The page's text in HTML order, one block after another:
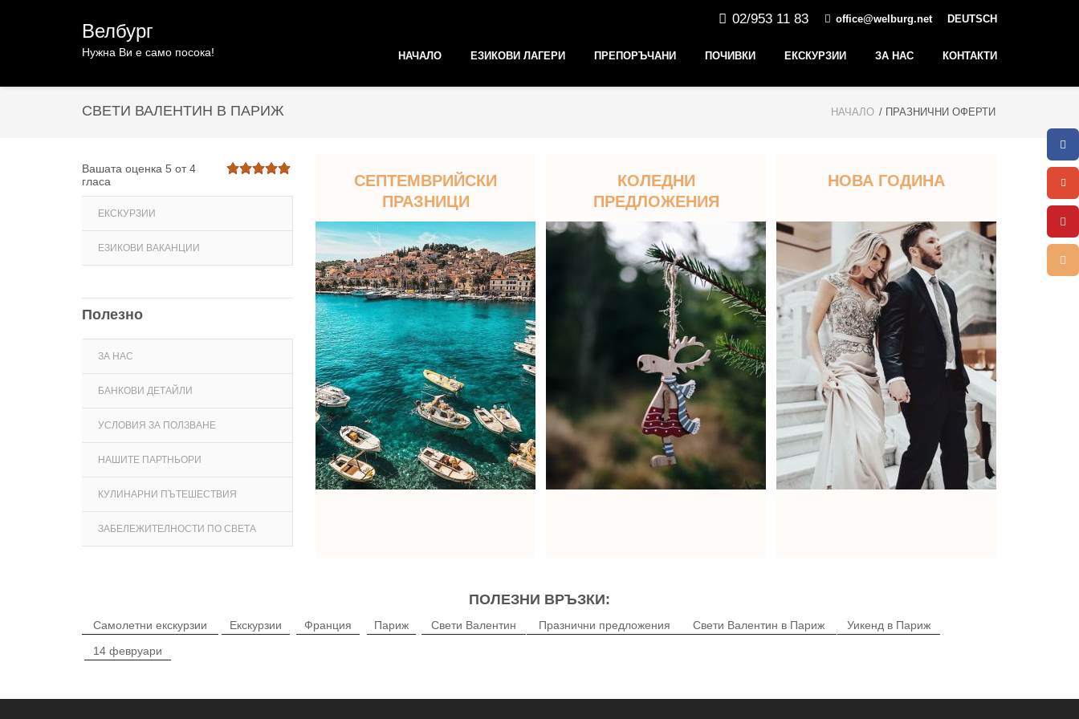
02/953 11 83 office@welburg.net DEUTSCH
Велбург
Нужна Ви е само посока! НАЧАЛО ЕЗИКОВИ ЛАГЕРИ ПРЕПОРЪЧАНИ ПОЧИВКИ ЕКСКУРЗИИ ЗА НАС КОНТАКТИ
СВЕТИ ВАЛЕНТИН В ПАРИЖ НАЧАЛО / ПРАЗНИЧНИ ОФЕРТИ
Вашата оценка 5 от4
гласа
ЕКСКУРЗИИ
ЕЗИКОВИ ВАКАНЦИИ
Полезно
ЗА НАС
БАНКОВИ ДЕТАЙЛИ
УСЛОВИЯ ЗА ПОЛЗВАНЕ
НАШИТЕ ПАРТНЬОРИ
КУЛИНАРНИ ПЪТЕШЕСТВИЯ
ЗАБЕЛЕЖИТЕЛНОСТИ ПО СВЕТА
СЕПТЕМВРИЙСКИ
ПРАЗНИЦИ
КОЛЕДНИ
ПРЕДЛОЖЕНИЯ
НОВА ГОДИНА
ПОЛЕЗНИ ВРЪЗКИ:
Самолетни екскурзии Екскурзии Франция Париж Свети Валентин Празнични предложения Свети Валентин в Париж
Уикенд в Париж
14 февруари